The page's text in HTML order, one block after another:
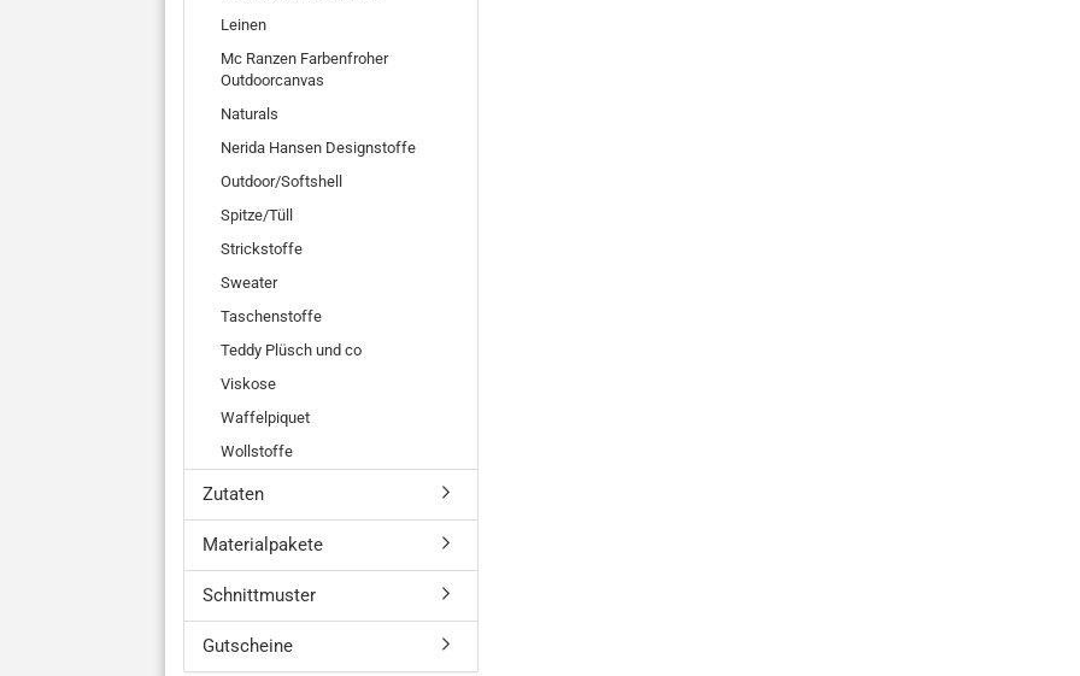
Leinen
Mc Ranzen Farbenfroher
Outdoorcanvas
Naturals
Nerida Hansen Designstoffe
Outdoor/Softshell
Spitze/Tüll
Strickstoffe
Sweater
Taschenstoffe
Teddy Plüsch und co
Viskose
Waffelpiquet
Wollstoffe
Zutaten
Materialpakete
Schnittmuster
Gutscheine